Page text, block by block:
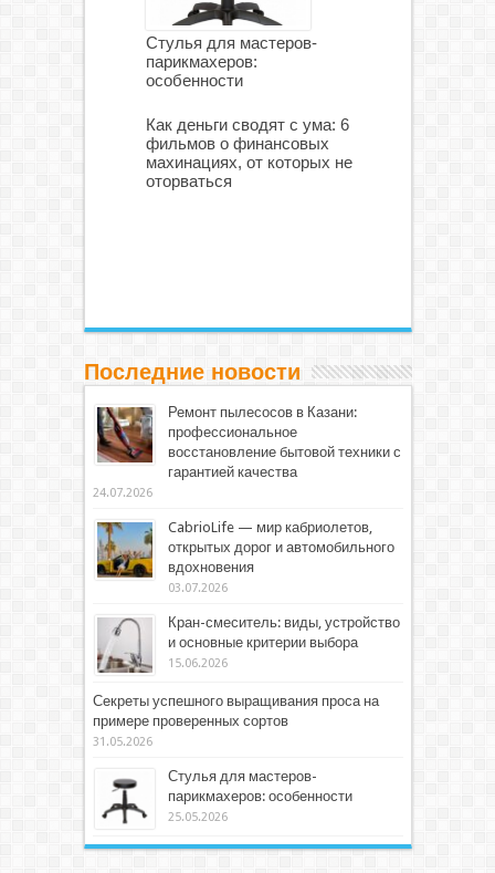
Стулья для мастеров-
парикмахеров:
особенности
Как деньги сводят с ума: 6
фильмов о финансовых
махинациях, от которых не
оторваться
Последние новости
Ремонт пылесосов в Казани:
профессиональное
восстановление бытовой техники с
гарантией качества
24.07.2026
CabrioLife — мир кабриолетов,
открытых дорог и автомобильного
вдохновения
03.07.2026
Кран-смеситель: виды, устройство
и основные критерии выбора
15.06.2026
Секреты успешного выращивания проса на
примере проверенных сортов
31.05.2026
Стулья для мастеров-
парикмахеров: особенности
25.05.2026